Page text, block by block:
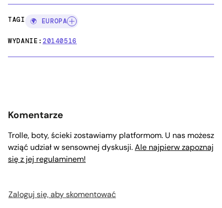
TAGI: 🌍 EUROPA
WYDANIE:20140516
Komentarze
Trolle, boty, ścieki zostawiamy platformom. U nas możesz
wziąć udział w sensownej dyskusji.Ale najpierw zapoznaj
się z jej regulaminem!
Zaloguj się, aby skomentować